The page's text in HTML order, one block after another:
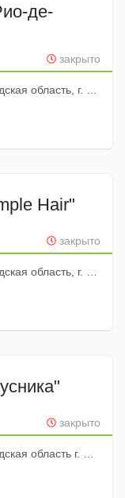
де-
закрыто
ул. Предтеченская, д. 6
Hair"
закрыто
ул. Свободы, д. 27, корп. 1
закрыто
ул. Новолучанская, д. 3